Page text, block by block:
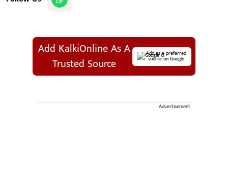
Add KalkiOnline As A
Trusted Source
Add as a preferred
source on Google
Advertisement